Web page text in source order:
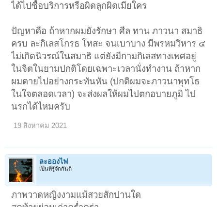
ได้ไปซื้อบริการหรือผิดลูกผิดเมียใคร
ปัญหาคือ ถ้าหากผมยังรักษา ศีล ทาน ภาวนา สมาธิ
ครบ ละกิเลสโกรธ โทสะ จนเบาบาง มีพรหมวิหาร ๔
ไม่เกิดนิวรณ์ในสมาธิ แต่ยังมีกามกิเลสทางเพศอยู่
ในจิตในยามปกติโดยเฉพาะเวลานั่งทำงาน ถ้าหาก
ผมตายไปอย่างกระทันหัน (ปกติผมจะภาวนาพุทโธ
ในใจตลอดเวลา) จะส่งผลให้ผมไปตกอบายภูมิ ไป
นรกได้ไหมครับ
19 สิงหาคม 2021
ละอองไฟ
เป็นที่รู้จักกันดี
ภาพวาดหญิงงามแม้สวยสักปานใด